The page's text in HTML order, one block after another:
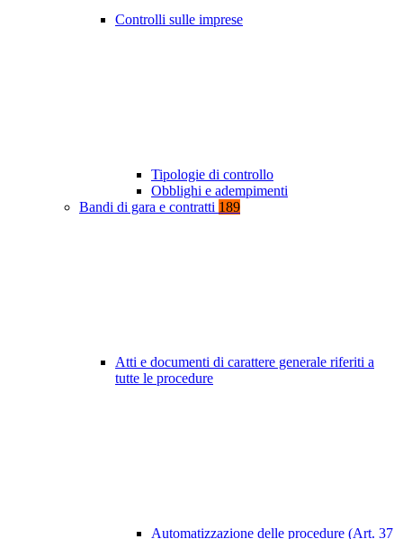
Controlli sulle imprese
Tipologie di controllo
Obblighi e adempimenti
Bandi di gara e contratti 189
Atti e documenti di carattere generale riferiti a
tutte le procedure
Automatizzazione delle procedure (Art. 37